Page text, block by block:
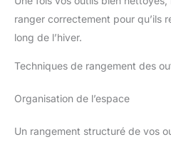
ranger correctement pour qu’ils
long de l’hiver.
Techniques de rangement des
Organisation de l’espace
Un rangement structuré de vos